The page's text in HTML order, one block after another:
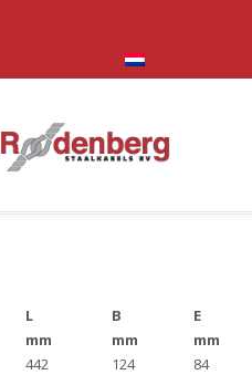
L B
E
mm mm
mm
442 124
84